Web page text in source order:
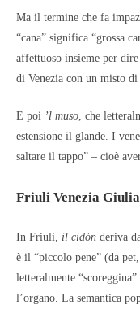
Ma il termine che fa
“cana” significa “grossa
affettuoso insieme per
di Venezia con un misto
E poi ’l muso, che
estensione il glande. I
saltare il tappo” – cioè
Friuli Venezia
In Friuli, il cidòn deriva
è il “piccolo pene” (da
letteralmente
l’organo. La semantica